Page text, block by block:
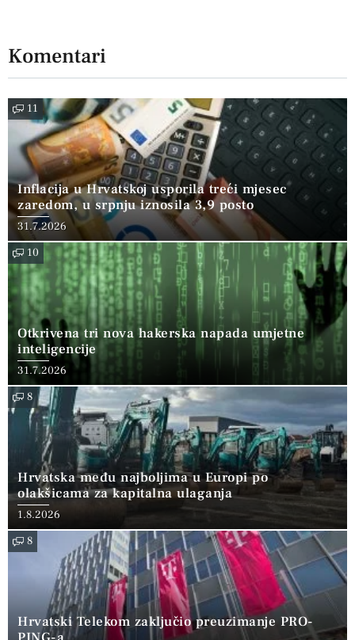
Komentari
11
Inflacija u Hrvatskoj usporila treći mjesec
zaredom, u srpnju iznosila 3,9 posto
31.7.2026
10
Otkrivena tri nova hakerska napada umjetne
inteligencije
31.7.2026
8
Hrvatska među najboljima u Europi po
olakšicama za kapitalna ulaganja
1.8.2026
8
Hrvatski Telekom zaključio preuzimanje PRO-